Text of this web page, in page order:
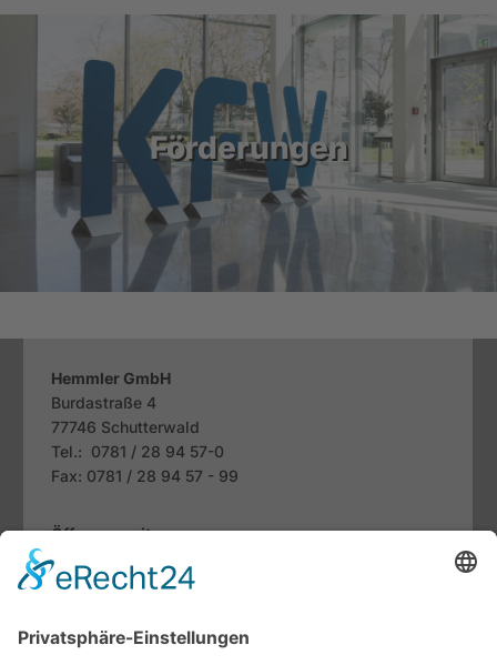
Förderungen
Hemmler GmbH
Burdastraße 4
77746 Schutterwald
Tel.: 0781 / 28 94 57-0
Fax: 0781 / 28 94 57 - 99
Öffnungszeiten
Mo. bis Fr.:
07.30 - 12.00 Uhr
Sa: